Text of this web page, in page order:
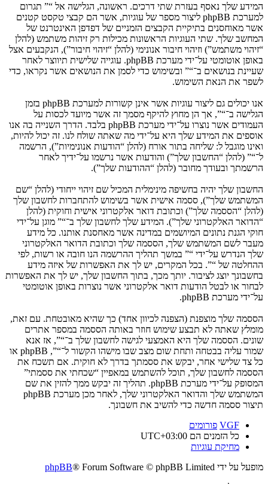
המידע שלך נאסף בעזרת שתי דרכים. ראשונה, הגלישה אל “” תגרום
למערכת phpBB ליצור מספר של עוגיות, אשר הם קבצי טקסט קטנים
אשר מאוחסנים בתיקיית הקבצים הזמניים של דפדפן האינטרנט של
המחשב שלך. שתי העוגיות הראשונות מכילות רק זיהות משתמש (להלן
“זיהוי משתמש”) וזיהוי חיבור אנונימי (להלן “זיהוי חיבור”), הנקבעים אצל
באופן אוטומטי על־ידי מערכת phpBB. עוגייה שלישית תיווצר לאחר
שעיינת בנושאים ב־“” ובשימוש כדי לסמן את הנושאים אשר נקראו, כדי
לשפר את הנאת השימוש.
אנו יכולים גם ליצור עוגיות אשר אינן קשורות למערכת phpBB בזמן
הגלישה ב־“”, אך הן מחוץ להיקף מסמך זה אשר מיועד לכסות על
העמודים אשר נוצרו על־ידי מערכת phpBB בלבד. הדרך השנייה בה אנו
אוספים את המידע שלך היא על־ידי מה שאתה שולח לנו. זה יכול להיות,
ואינו מוגבל ל: שליחה בתור אורח (להלן “הודעות אנונימיות”), הרשמה
ל־“” (להלן “החשבון שלך”) והודעות אשר נרשמו על־ידיך לאחר
הרשמתך ובעודך מחובר (להלן “ההודעות שלך”).
החשבון שלך יהיה בחשיפה מינימלית המכיל שם זיהוי ייחודי (להלן “שם
המשתמש שלך”), ססמה אישית אשר בשימוש להתחברות לחשבון שלך
(להלן “הססמה שלך”) וכתובת דואר אלקטרוני אישית וחוקית (להלן
“הדואר האלקטרוני שלך”). המידע שלך לחשבון שלך ב־“” מוגן על־ידי
חוקי הגנת נתונים המיושמים במדינה אשר מאחסנת אותנו. כל מידע
מעבר לשם המשתמש שלך, הססמה שלך וכתובת הדואר האלקטרוני
שלך הנדרש על־ידי “” במשך תהליך ההרשמה הנו חובה או רשות, לפי
ההחלטה של “”. בכל המקרים, יש לך את האפשרות של איזה מידע
בחשבונך יוצג לציבור. יותך מכך, בתוך החשבון שלך, יש לך את האפשרות
לבחור או לבטל הודעות דואר אלקטרוני אשר נוצרות באופן אוטומטי
על־ידי מערכת phpBB.
הססמה שלך מוצפנת (הצפנה לכיוון אחד) כך שהיא מאובטחת. עם זאת,
מומלץ שאתה לא תבצע שימוש חוזר באותה הססמה במספר אתרים
שונים. הססמה שלך היא האמצעי לגישה לחשבון שלך ב־“”, אז אנא
שמור עליה בבטחה ותחת שום מצב שבו מישהו הקשור ל־“”, phpBB או
כל צד שלישי אחר, יבקש את ססמתך בדרך לא חוקית. אם תשכח את
הססמה לחשבון שלך, תוכל להשתמש במאפיין “שכחתי את ססמתי”
המסופק על־ידי מערכת phpBB. תהליך זה יבקש ממך להזין את שם
המשתמש שלך והדואר האלקטרוני שלך, לאחר מכן מערכת phpBB
תיצור ססמה חדשה כדי להשיב את חשבונך.
VGF פורומים
כל הזמנים הם UTC+03:00
מחיקת עוגיות
מופעל על ידי
phpBB® Forum Software © phpBB Limited